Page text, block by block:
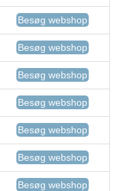
Besøg webshop
Besøg webshop
Besøg webshop
Besøg webshop
Besøg webshop
Besøg webshop
Besøg webshop